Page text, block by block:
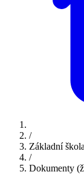
/
Základní škola
/
Dokumenty